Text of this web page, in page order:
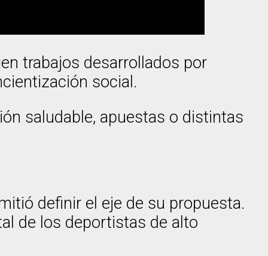
trabajos desarrollados por
social.
saludable, apuestas o distintas
definir el eje de su propuesta.
de los deportistas de alto